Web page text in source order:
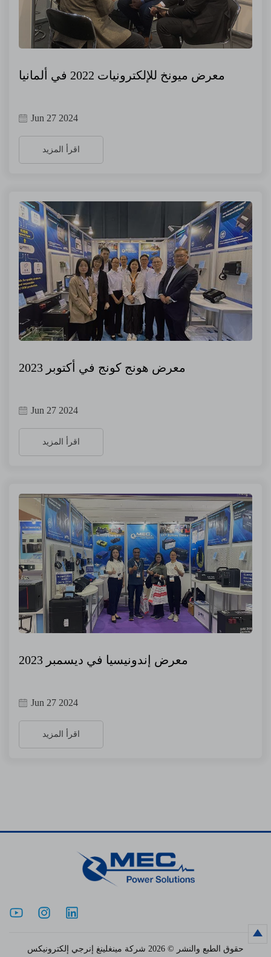
معرض ميونخ للإلكترونيات 2022 في ألمانيا
Jun 27 2024
اقرأ المزيد
معرض هونج كونج في أكتوبر 2023
Jun 27 2024
اقرأ المزيد
معرض إندونيسيا في ديسمبر 2023
Jun 27 2024
اقرأ المزيد
حقوق الطبع والنشر © 2026 شركة مينغلينغ إنرجي إلكترونيكس